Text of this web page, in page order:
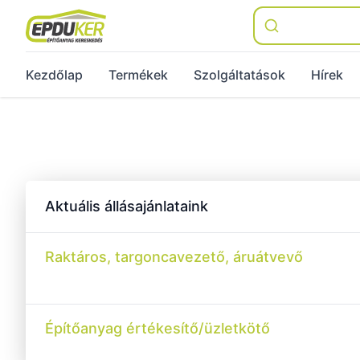
Épduker
Kezdőlap Termékek Szolgáltatások Hírek
Aktuális állásajánlataink
Raktáros, targoncavezető, áruátvevő
Építőanyag értékesítő/üzletkötő